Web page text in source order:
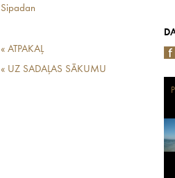
Sipadan
« ATPAKAĻ
« UZ SADAĻAS SĀKUMU